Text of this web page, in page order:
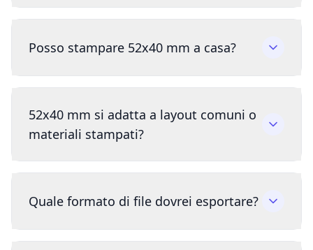
Posso stampare 52x40 mm a casa?
52x40 mm si adatta a layout comuni o
materiali stampati?
Quale formato di file dovrei esportare?